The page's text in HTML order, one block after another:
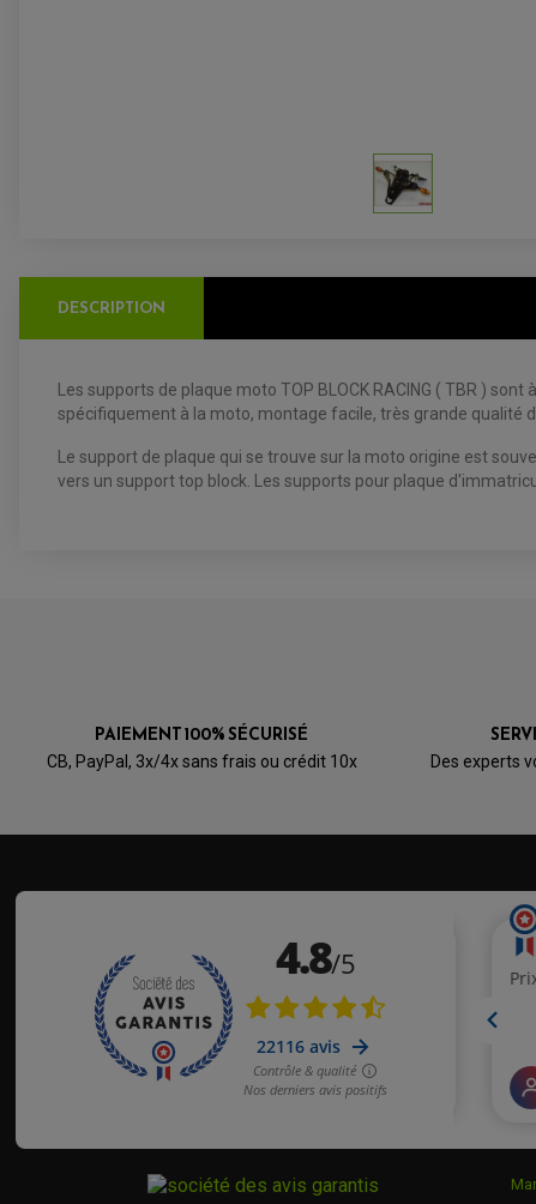
DESCRIPTION
Les supports de plaque moto TOP BLOCK RACING ( TBR )
spécifiquement à la moto, montage facile, très grande qualité
Le support de plaque qui se trouve sur la moto origine est
vers un support top block. Les supports pour plaque
PAIEMENT 100% SÉCURISÉ
CB, PayPal, 3x/4x sans frais ou crédit 10x Des experts